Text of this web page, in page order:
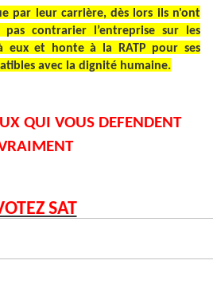
par leur carrière, dès lors ils n'ont
contrarier l’entreprise sur les
eux et honte à la RATP pour ses
avec la dignité humaine.
QUI VOUS DEFENDENT
SAT